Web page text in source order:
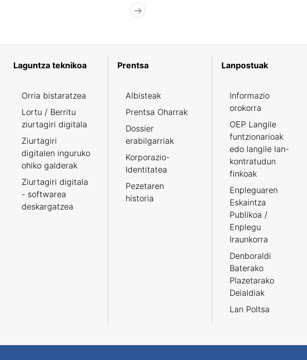
Laguntza teknikoa
Orria bistaratzea
Lortu / Berritu
ziurtagiri digitala
Ziurtagiri
digitalen inguruko
ohiko galderak
Ziurtagiri digitala
- softwarea
deskargatzea
Prentsa
Albisteak
Prentsa Oharrak
Dossier
erabilgarriak
Korporazio-
Identitatea
Pezetaren
historia
Lanpostuak
Informazio
orokorra
OEP Langile
funtzionarioak
edo langile lan-
kontratudun
finkoak
Enpleguaren
Eskaintza
Publikoa /
Enplegu
Iraunkorra
Denboraldi
Baterako
Plazetarako
Deialdiak
Lan Poltsa